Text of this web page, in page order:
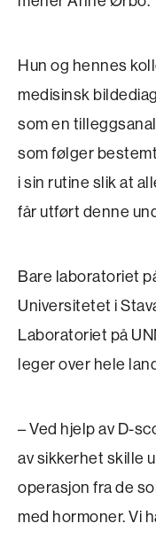
Hun og hennes
medisinsk
som en
som følger
i sin rutine slik at
får utført denne
Bare laboratoriet
Universitetet i
Laboratoriet på
leger over hele
– Ved hjelp av D-
av sikkerhet skille
operasjon fra de
med hormoner. Vi